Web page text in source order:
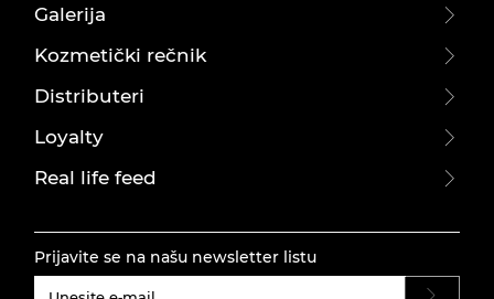
Galerija
Kozmetički rečnik
Distributeri
Loyalty
Real life feed
Prijavite se na našu newsletter listu